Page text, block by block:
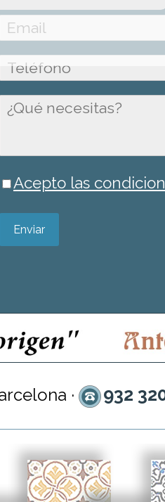
Acepto las
Enviar
· 932